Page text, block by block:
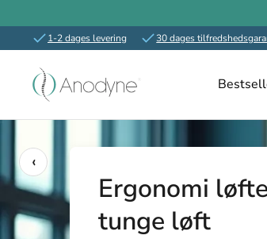
1-2 dages levering 30 dages
Anodyne.dk
‹
Ergonomi
tunge løft